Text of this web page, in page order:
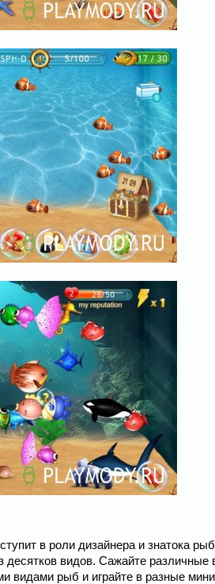
в роли дизайнера и знатока
десятков видов. Сажайте
видами рыб и играйте в разные